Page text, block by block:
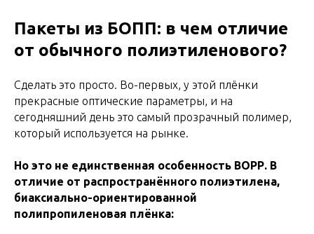
Пакеты из БОПП: в чем отличие
от обычного полиэтиленового?
Сделать это просто. Во-первых, у этой плёнки
прекрасные оптические параметры, и на
сегодняшний день это самый прозрачный полимер,
который используется на рынке.
Но это не единственная особенность ВОРР. В
отличие от распространённого полиэтилена,
биаксиально-ориентированной
полипропиленовая плёнка: